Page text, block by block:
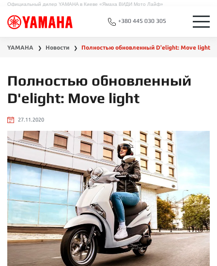
Официальный дилер YAMAHA в Киеве «Ямаха ВИДИ Мото Лайф»
+380 445 030 305
YAMAHA ❯ Новости ❯ Полностью обновленный D'elight: Move light
Полностью обновленный
D'elight: Move light
27.11.2020